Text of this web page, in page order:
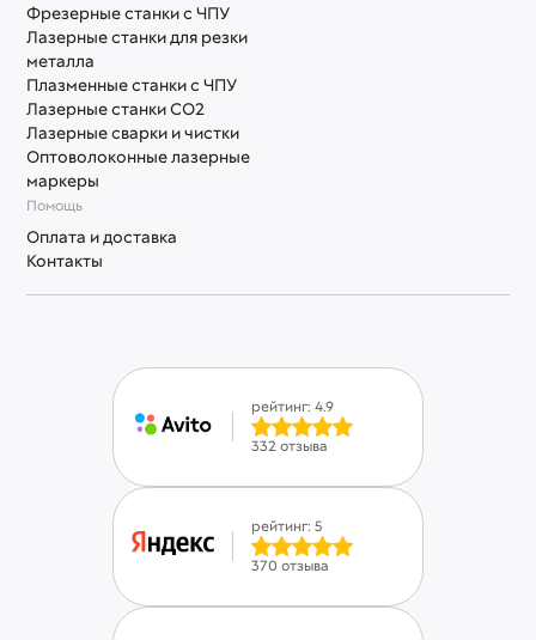
Помощь
Оплата и доставка
Контакты
Фрезерные станки с ЧПУ
Лазерные станки для резки
металла
Плазменные станки с ЧПУ
Лазерные станки СО2
Лазерные сварки и чистки
Оптоволоконные лазерные
маркеры
рейтинг: 4.9
332 отзыва
рейтинг: 5
370 отзыва